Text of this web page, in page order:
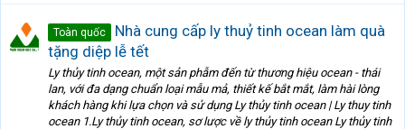
Toàn quốc
Nhà cung cấp ly thuỷ tinh ocean làm quà
tặng diệp lễ tết
Ly thủy tinh ocean, một sản phẫm đến từ thương hiệu ocean - thái
lan, với đa dạng chuẩn loại mẫu mả, thiết kế bắt mắt, làm hài lòng
khách hàng khi lựa chọn và sử dụng Ly thủy tinh ocean | Ly thuy tinh
ocean 1.Ly thủy tinh ocean, sơ lược về ly thủy tinh ocean Ly thủy tinh